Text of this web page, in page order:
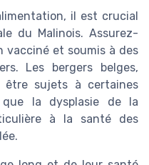
il est crucial
du Malinois. Assurez-
vacciné et soumis à des
Les bergers belges,
être sujets à certaines
que la dysplasie de la
à la santé des